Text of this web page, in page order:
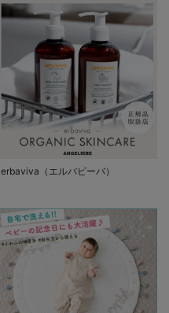
erbaviva（エルバビーバ）